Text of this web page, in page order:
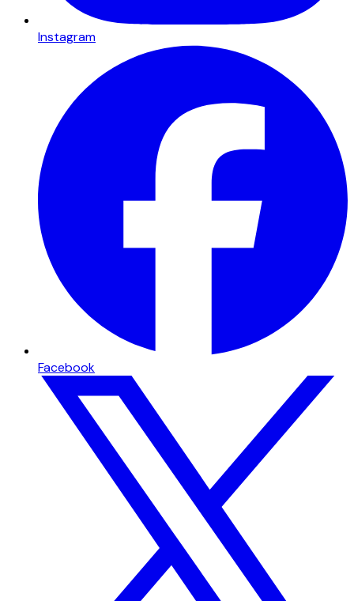
Instagram
Facebook